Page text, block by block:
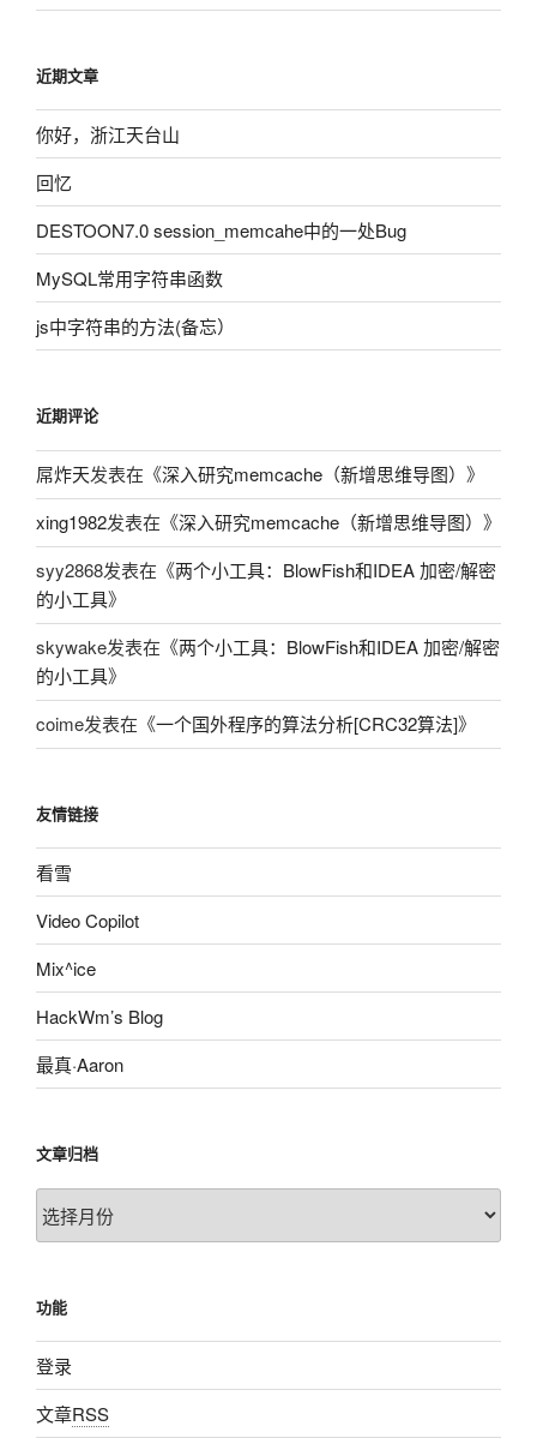
近期文章
你好，浙江天台山
回忆
DESTOON7.0 session_memcahe中的一处Bug
MySQL常用字符串函数
js中字符串的方法(备忘）
近期评论
屌炸天发表在《深入研究memcache（新增思维导图） 》
xing1982发表在《深入研究memcache（新增思维导图） 》
syy2868发表在《两个小工具：BlowFish和IDEA 加密/解密
的小工具》
skywake发表在《两个小工具：BlowFish和IDEA 加密/解密
的小工具》
coime发表在《一个国外程序的算法分析[CRC32算法]》
友情链接
看雪
Video Copilot
Mix^ice
HackWm’s Blog
最真·Aaron
文章归档
文
章
功能
登录
文章RSS